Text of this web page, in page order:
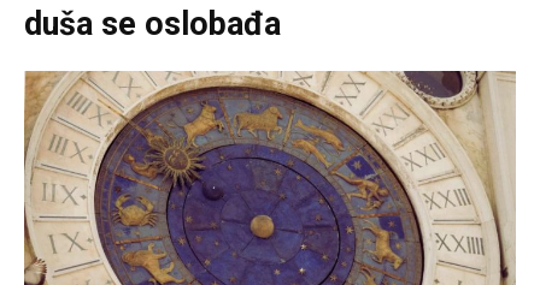
duša se oslobađa